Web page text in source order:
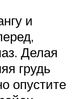
и
Делая
грудь
опустите